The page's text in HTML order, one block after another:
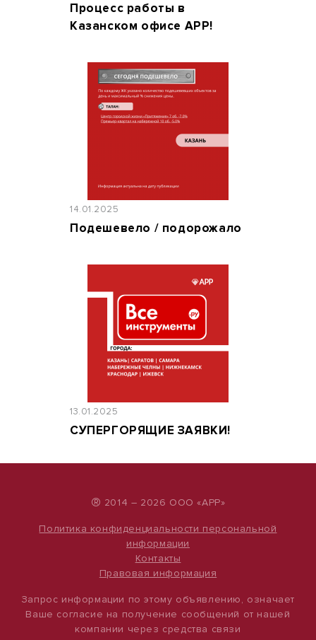
Процесс работы в
Казанском офисе АРР!
14.01.2025
Подешевело / подорожало
13.01.2025
СУПЕРГОРЯЩИЕ ЗАЯВКИ!
® 2014 – 2026 ООО «АРР»
Политика конфиденциальности персональной
информации
Контакты
Правовая информация
Запрос информации по этому объявлению, означает
Ваше согласие на получение сообщений от нашей
компании через средства связи